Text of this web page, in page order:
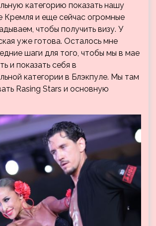
категорию показать нашу
Кремля и еще сейчас огромные
чтобы получить визу. У
уже готова. Осталось мне
шаги для того, чтобы мы в мае
и показать себя в
категории в Блэкпуле. Мы там
Rasing Stars и основную